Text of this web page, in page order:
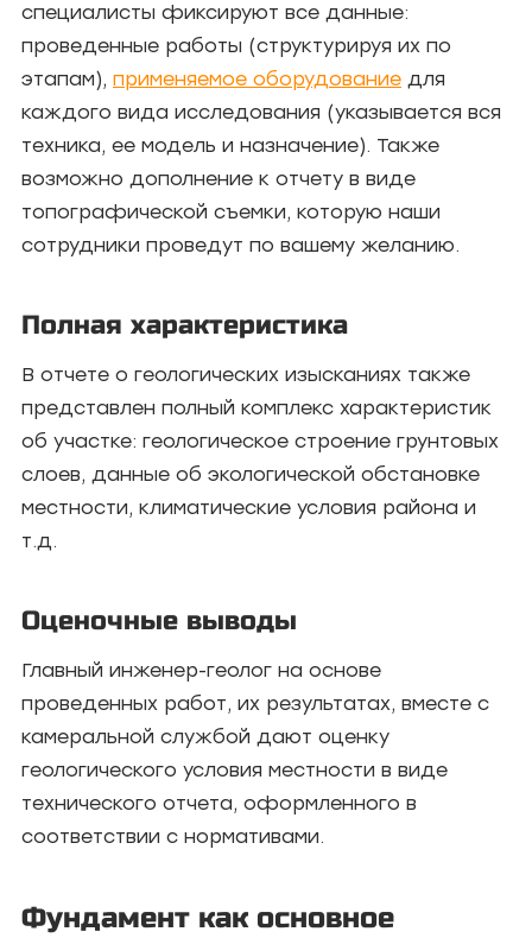
специалисты фиксируют все данные:
проведенные работы (структурируя их по
этапам), применяемое оборудование для
каждого вида исследования (указывается вся
техника, ее модель и назначение). Также
возможно дополнение к отчету в виде
топографической съемки, которую наши
сотрудники проведут по вашему желанию.
Полная характеристика
В отчете о геологических изысканиях также
представлен полный комплекс характеристик
об участке: геологическое строение грунтовых
слоев, данные об экологической обстановке
местности, климатические условия района и
т.д.
Оценочные выводы
Главный инженер-геолог на основе
проведенных работ, их результатах, вместе с
камеральной службой дают оценку
геологического условия местности в виде
технического отчета, оформленного в
соответствии с нормативами.
Фундамент как основное